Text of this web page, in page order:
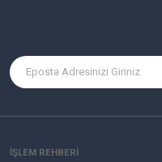
İŞLEM REHBERİ